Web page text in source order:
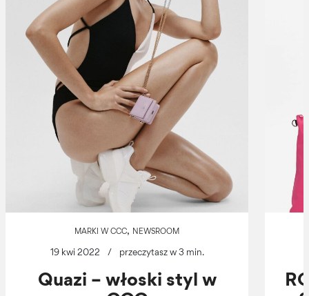
MARKI W CCC, NEWSROOM
19 kwi 2022 / przeczytasz w 3 min.
Quazi – włoski styl w